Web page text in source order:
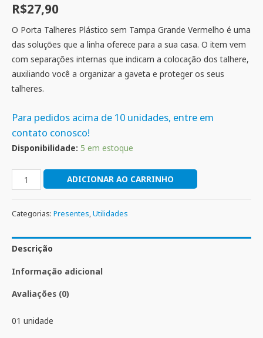
R$27,90
O Porta Talheres Plástico sem Tampa Grande Vermelho é uma
das soluções que a linha oferece para a sua casa. O item vem
com separações internas que indicam a colocação dos talhere,
auxiliando você a organizar a gaveta e proteger os seus
talheres.
Para pedidos acima de 10 unidades, entre em
contato conosco!
Disponibilidade: 5 em estoque
ADICIONAR AO CARRINHO
Categorias: Presentes,Utilidades
Descrição
Informação adicional
Avaliações (0)
01 unidade